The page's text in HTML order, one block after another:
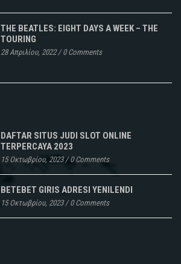
THE BEATLES: EIGHT DAYS A WEEK – THE
TOURING
28 Απριλίου, 2022/0 Comments
DAFTAR SITUS JUDI SLOT ONLINE
TERPERCAYA 2023
15 Οκτωβρίου, 2023/0 Comments
BETEBET GIRIS ADRESI YENILENDI
15 Οκτωβρίου, 2023/0 Comments